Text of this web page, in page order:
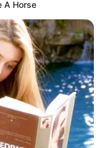
ะสบความสำเร็จ
ยชนะ
น โชคลาภ ความสุข
น รักใคร่ เอ็นดู
A Horse